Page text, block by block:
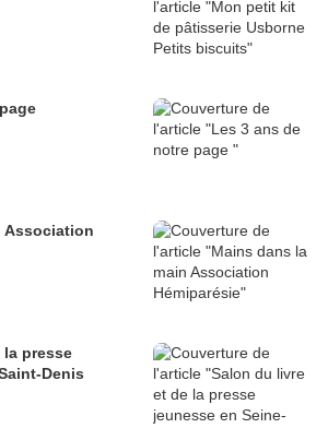
Association
presse
Denis